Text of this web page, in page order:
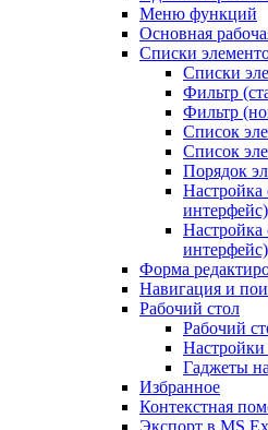
Меню функций
Основная
Списки
Списки
Фильтр
Фильтр
Список
Список
Порядок
Настройка
интерфейс)
Настройка
интерфейс)
Форма
Навигация и
Рабочий стол
Рабочий
Настройки
Гаджеты
Избранное
Контекстная
Экспорт в MS